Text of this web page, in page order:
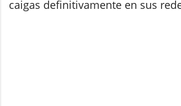
caigas definitivamente en sus